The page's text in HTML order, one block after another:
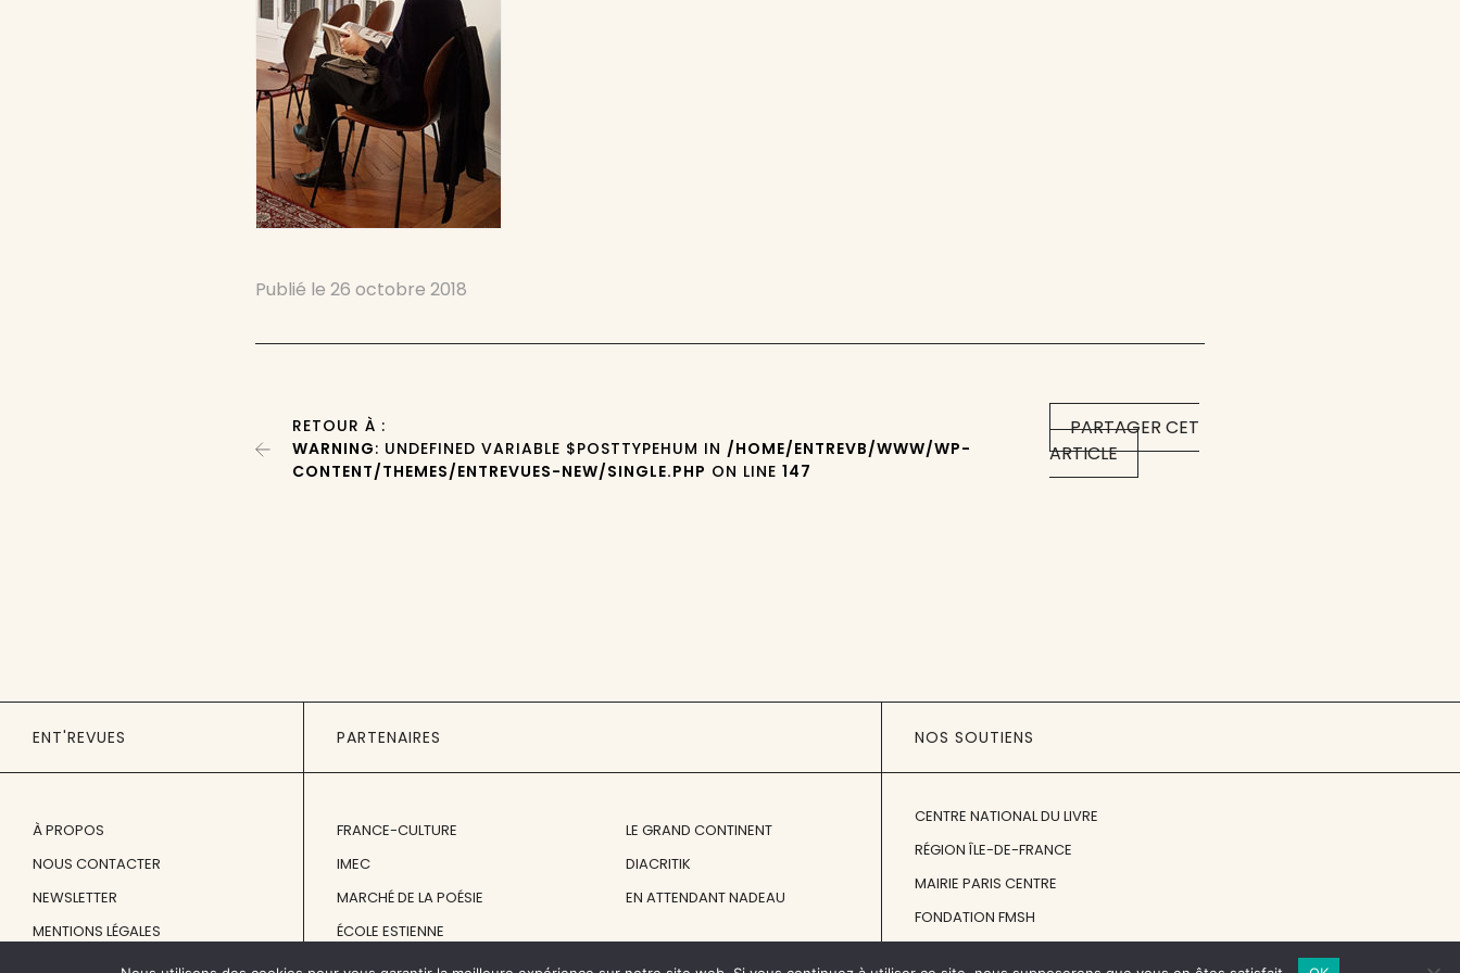
Publié le26 octobre 2018
PARTAGER CET
ARTICLE
RETOUR À :
WARNING: UNDEFINED VARIABLE $POSTTYPEHUM IN /HOME/ENTREVB/WWW/WP-
CONTENT/THEMES/ENTREVUES-NEW/SINGLE.PHP ON LINE147
ENT'REVUES
À PROPOS
NOUS CONTACTER
NEWSLETTER
MENTIONS LÉGALES
PARTENAIRES
FRANCE-CULTURE
IMEC
MARCHÉ DE LA POÉSIE
ÉCOLE ESTIENNE
LE GRAND CONTINENT
DIACRITIK
EN ATTENDANT NADEAU
NOS SOUTIENS
CENTRE NATIONAL DU LIVRE
RÉGION ÎLE-DE-FRANCE
MAIRIE PARIS CENTRE
FONDATION FMSH